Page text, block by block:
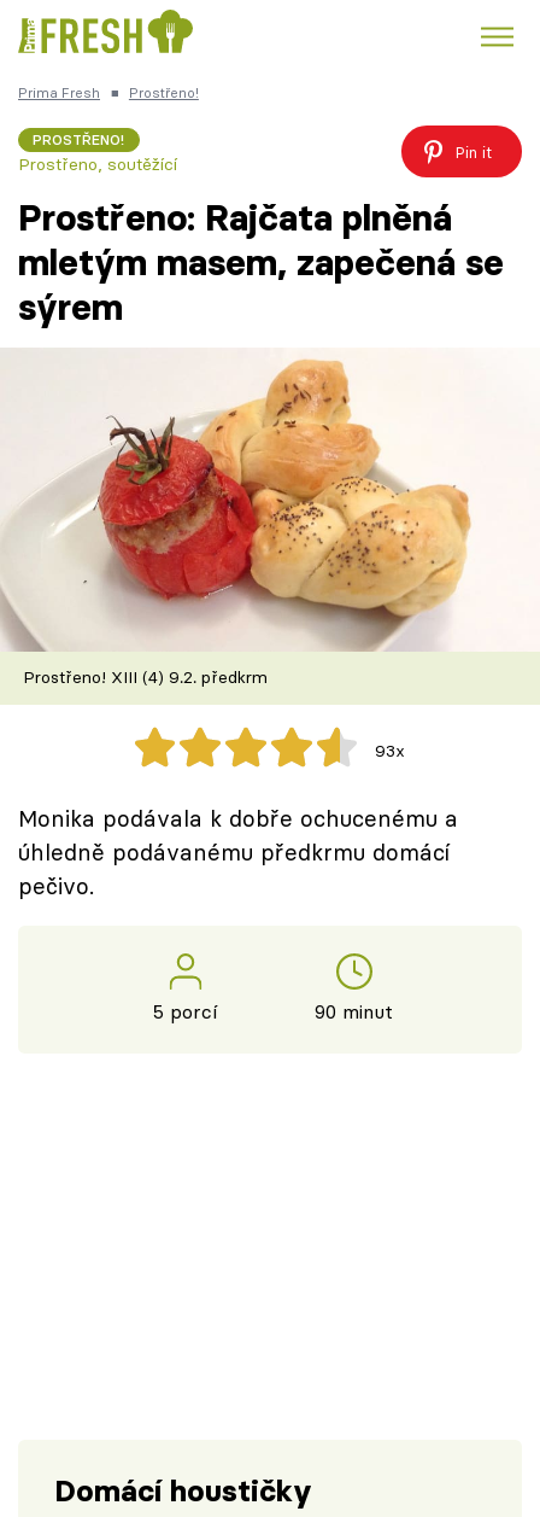
Česká kuchyně
Témata
Články
TV Program
Škola vaření
Recepty z TV
Speciál: Cuketa
Těhotnej kuchař
Přihlášení
Prima Fresh ■ Prostřeno!
PROSTŘENO!
Prostřeno, soutěžící
Pin it
Prostřeno: Rajčata plněná
mletým masem, zapečená se
sýrem
Prostřeno! XIII (4) 9.2. předkrm
93x
Monika podávala k dobře ochucenému a
úhledně podávanému předkrmu domácí
pečivo.
5 porcí 90 minut
Domácí houstičky